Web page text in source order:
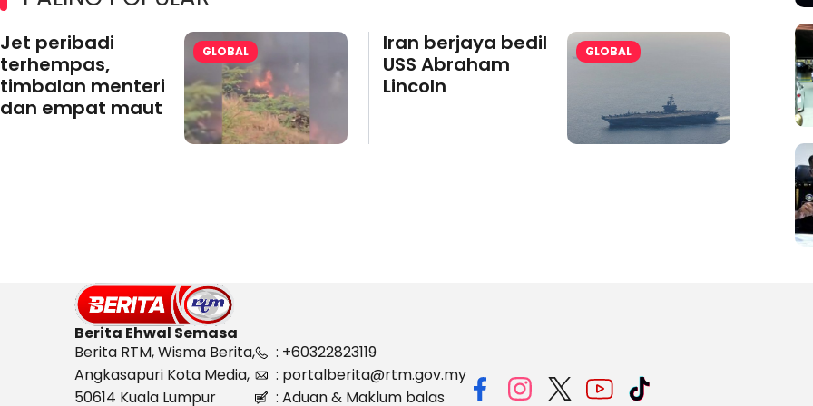
Jet peribadi
terhempas,
timbalan menteri
dan empat maut
GLOBAL
Iran berjaya bedil
USS Abraham
Lincoln
GLOBAL
Berita Ehwal Semasa
Berita RTM, Wisma Berita,
Angkasapuri Kota Media,
50614 Kuala Lumpur
: +60322823119
: portalberita@rtm.gov.my
: Aduan & Maklum balas